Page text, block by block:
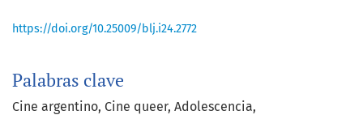
Palabras clave
Cine argentino, Cine queer, Adolescencia,
https://doi.org/10.25009/blj.i24.2772